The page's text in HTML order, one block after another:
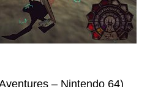
– Nintendo 64)